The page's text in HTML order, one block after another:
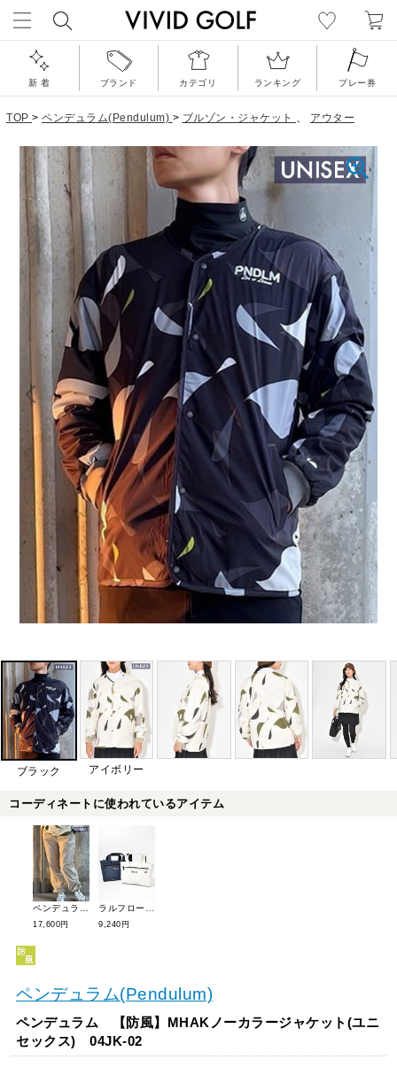
新 着 ブランド カテゴリ ランキング プレー券
TOP > ペンデュラム(Pendulum) > ブルゾン・ジャケット 、 アウター
ブラック アイボリー
コーディネートに使われているアイテム
17,600円 9,240円
ペンデュラム(Pendulum)
ペンデュラム 【防風】MHAKノーカラージャケット(ユニ
セックス) 04JK-02